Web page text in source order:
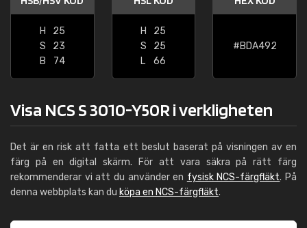
H
25
S
23
B
74
H
25
S
25
L
66
#BDA492
Visa NCS S 3010-Y50R i verkligheten
Det är en risk att fatta ett beslut baserat på visningen av en
färg på en digital skärm. För att vara säkra på rätt färg
rekommenderar vi att du använder en fysisk NCS-färgfläkt. På
denna webbplats kan du köpa en NCS-färgfläkt.